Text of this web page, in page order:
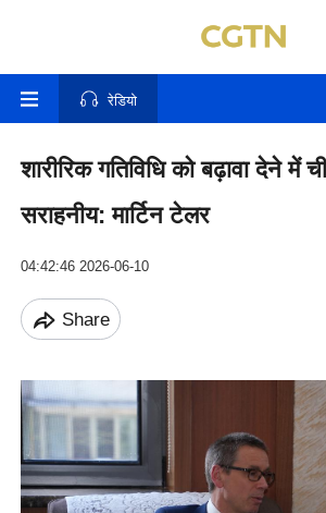
रेडियो
शारीरिक गतिविधि को बढ़ावा देने में
सराहनीय: मार्टिन टेलर
04:42:46 2026-06-10
Share